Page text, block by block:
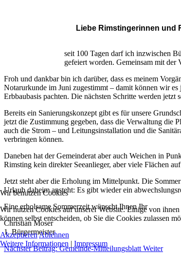
Liebe Rimstingerinnen und
seit 100 Tagen darf ich inzwischen
gefeiert worden. Gemeinsam mit der
Froh und dankbar bin ich darüber, dass es meinem
Notarurkunde im Juni zugestimmt – damit können wir
Erbbaubasis pachten. Die nächsten Schritte werden
Bereits ein Sanierungskonzept gibt es für unsere
jetzt die Zustimmung gegeben, dass die Verwaltung die
auch die Strom – und Leitungsinstallation und die
verbringen können.
Daneben hat der Gemeinderat aber auch Weichen in
Rimsting kein direkter Seeanlieger, aber viele Flächen
Jetzt steht aber die Erholung im Mittelpunkt. Die
Urlaub daheim ansteht: Es gibt wieder ein
Eine erholsame Sommerzeit wünscht Ihnen Ihr
Christian Moser
1. Bürgermeister
Nächster Beitrag: Gemeinde-Mitteilungsblatt Weiter
Wir benutzen Cookies
Wir nutzen Cookies auf unserer Website. Einige von
können selbst entscheiden, ob Sie die Cookies zulassen
Akzeptieren Ablehnen
Weitere Informationen | Impressum